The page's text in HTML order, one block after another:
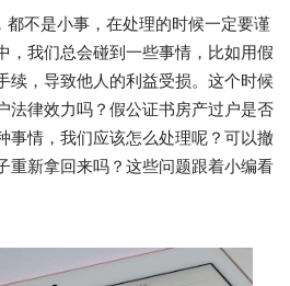
不是小事，在处理的时候一定要谨
，我们总会碰到一些事情，比如用假
续，导致他人的利益受损。这个时候
法律效力吗？假公证书房产过户是否
事情，我们应该怎么处理呢？可以撤
重新拿回来吗？这些问题跟着小编看